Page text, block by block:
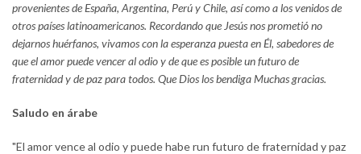
provenientes de España, Argentina, Perú y Chile, así como a los venidos de
otros países latinoamericanos. Recordando que Jesús nos prometió no
dejarnos huérfanos, vivamos con la esperanza puesta en Él, sabedores de
que el amor puede vencer al odio y de que es posible un futuro de
fraternidad y de paz para todos. Que Dios los bendiga Muchas gracias.
Saludo en árabe
"El amor vence al odio y puede habe run futuro de fraternidad y paz